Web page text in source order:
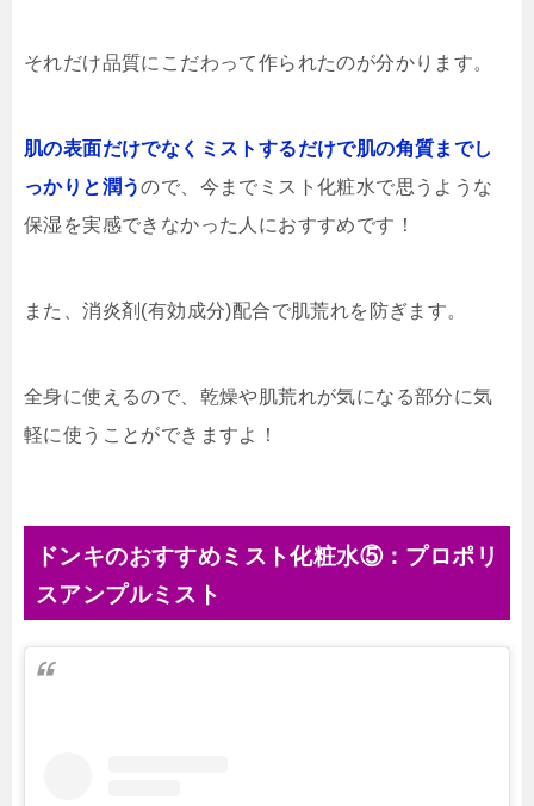
それだけ品質にこだわって作られたのが分かります。
肌の表面だけでなくミストするだけで肌の角質までし
っかりと潤うので、今までミスト化粧水で思うような
保湿を実感できなかった人におすすめです！
また、消炎剤(有効成分)配合で肌荒れを防ぎます。
全身に使えるので、乾燥や肌荒れが気になる部分に気
軽に使うことができますよ！
ドンキのおすすめミスト化粧水⑤：プロポリ
スアンプルミスト